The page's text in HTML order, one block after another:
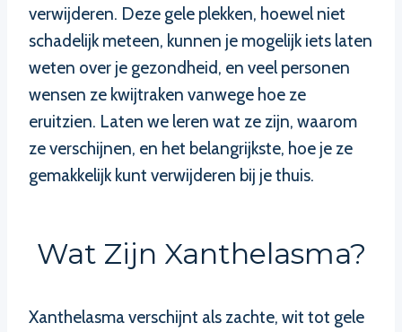
verwijderen. Deze gele plekken, hoewel niet
schadelijk meteen, kunnen je mogelijk iets laten
weten over je gezondheid, en veel personen
wensen ze kwijtraken vanwege hoe ze
eruitzien. Laten we leren wat ze zijn, waarom
ze verschijnen, en het belangrijkste, hoe je ze
gemakkelijk kunt verwijderen bij je thuis.
Wat Zijn Xanthelasma?
Xanthelasma verschijnt als zachte, wit tot gele